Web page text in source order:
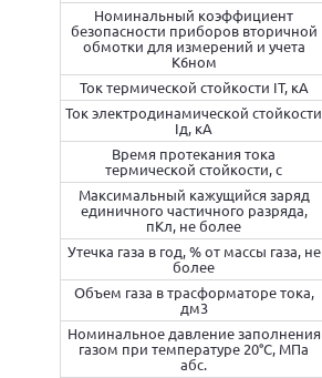
Номинальный коэффициент
безопасности приборов вторичной
обмотки для измерений и учета
К6ном
Ток термической стойкости IТ, кА
Ток электродинамической стойкости
Iд, кА
Время протекания тока
термической стойкости, с
Максимальный кажущийся заряд
единичного частичного разряда,
пКл, не более
Утечка газа в год, % от массы газа, не
более
Объем газа в трасформаторе тока,
дм3
Номинальное давление заполнения
газом при температуре 20°С, МПа
абс.